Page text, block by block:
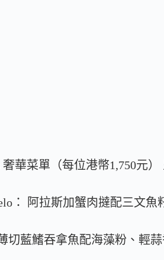
奢華菜單（每位港幣1,750元）
： 阿拉斯加蟹肉撻配三文魚
切藍鰭吞拿魚配海藻粉、輕